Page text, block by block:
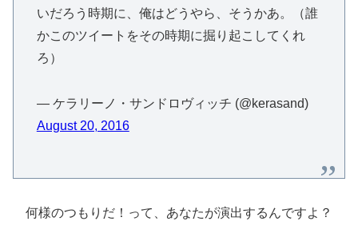
いだろう時期に、俺はどうやら、そうかあ。（誰
かこのツイートをその時期に掘り起こしてくれ
ろ）
— ケラリーノ・サンドロヴィッチ (@kerasand)
August 20, 2016
何様のつもりだ！って、あなたが演出するんですよ？